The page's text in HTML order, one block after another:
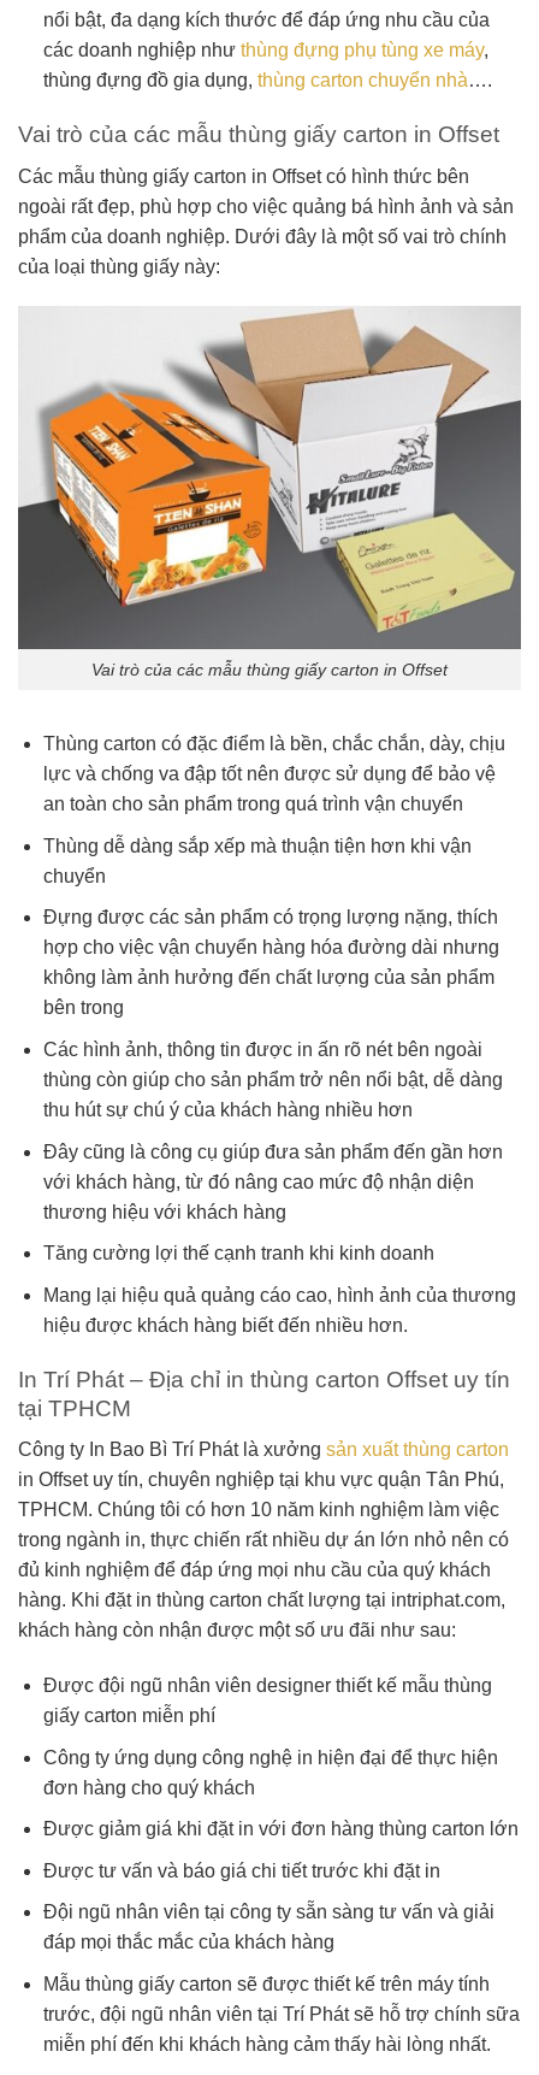
nổi bật, đa dạng kích thước để đáp ứng nhu cầu của
các doanh nghiệp như thùng đựng phụ tùng xe máy,
thùng đựng đồ gia dụng, thùng carton chuyển nhà….
Vai trò của các mẫu thùng giấy carton in Offset
Các mẫu thùng giấy carton in Offset có hình thức bên
ngoài rất đẹp, phù hợp cho việc quảng bá hình ảnh và sản
phẩm của doanh nghiệp. Dưới đây là một số vai trò chính
của loại thùng giấy này:
Vai trò của các mẫu thùng giấy carton in Offset
Thùng carton có đặc điểm là bền, chắc chắn, dày, chịu
lực và chống va đập tốt nên được sử dụng để bảo vệ
an toàn cho sản phẩm trong quá trình vận chuyển
Thùng dễ dàng sắp xếp mà thuận tiện hơn khi vận
chuyển
Đựng được các sản phẩm có trọng lượng nặng, thích
hợp cho việc vận chuyển hàng hóa đường dài nhưng
không làm ảnh hưởng đến chất lượng của sản phẩm
bên trong
Các hình ảnh, thông tin được in ấn rõ nét bên ngoài
thùng còn giúp cho sản phẩm trở nên nổi bật, dễ dàng
thu hút sự chú ý của khách hàng nhiều hơn
Đây cũng là công cụ giúp đưa sản phẩm đến gần hơn
với khách hàng, từ đó nâng cao mức độ nhận diện
thương hiệu với khách hàng
Tăng cường lợi thế cạnh tranh khi kinh doanh
Mang lại hiệu quả quảng cáo cao, hình ảnh của thương
hiệu được khách hàng biết đến nhiều hơn.
In Trí Phát – Địa chỉ in thùng carton Offset uy tín
tại TPHCM
Công ty In Bao Bì Trí Phát là xưởng sản xuất thùng carton
in Offset uy tín, chuyên nghiệp tại khu vực quận Tân Phú,
TPHCM. Chúng tôi có hơn 10 năm kinh nghiệm làm việc
trong ngành in, thực chiến rất nhiều dự án lớn nhỏ nên có
đủ kinh nghiệm để đáp ứng mọi nhu cầu của quý khách
hàng. Khi đặt in thùng carton chất lượng tại intriphat.com,
khách hàng còn nhận được một số ưu đãi như sau:
Được đội ngũ nhân viên designer thiết kế mẫu thùng
giấy carton miễn phí
Công ty ứng dụng công nghệ in hiện đại để thực hiện
đơn hàng cho quý khách
Được giảm giá khi đặt in với đơn hàng thùng carton lớn
Được tư vấn và báo giá chi tiết trước khi đặt in
Đội ngũ nhân viên tại công ty sẵn sàng tư vấn và giải
đáp mọi thắc mắc của khách hàng
Mẫu thùng giấy carton sẽ được thiết kế trên máy tính
trước, đội ngũ nhân viên tại Trí Phát sẽ hỗ trợ chính sữa
miễn phí đến khi khách hàng cảm thấy hài lòng nhất.